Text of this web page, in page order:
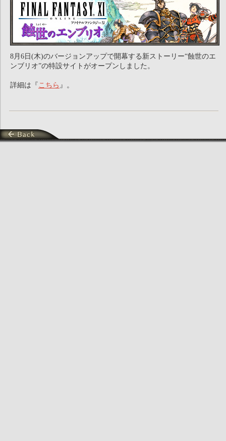
8月6日(木)のバージョンアップで開幕する新ストーリー“蝕世のエ
ンブリオ”の特設サイトがオープンしました。
詳細は『 こちら 』。